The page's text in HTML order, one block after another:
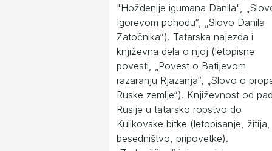
"Hoždenije igumana Danila",
Igorevom pohodu“, „Slovo Danila
Zatočnika“). Tatarska najezda i
književna dela o njoj (letopisne
povesti, „Povest o Batijevom
razaranju Rjazanja“, „Slovo o
Ruske zemlje“). Književnost od
Rusije u tatarsko ropstvo do
Kulikovske bitke (letopisanje, žitija,
besedništvo, pripovetke).